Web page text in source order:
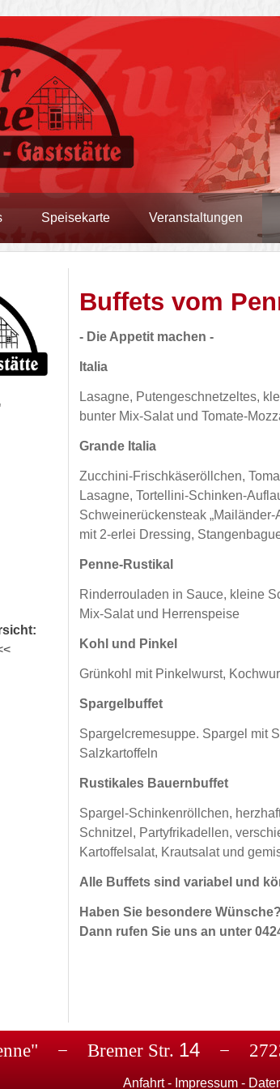
Speisekarte Veranstaltungen
Buffets vom
- Die Appetit machen -
Italia
Lasagne, Putengeschnetzeltes,
bunter Mix-Salat und Tomate-
Grande Italia
Zucchini-Frischkäseröllchen,
Lasagne, Tortellini-Schinken-
Schweinerückensteak
mit 2-erlei Dressing,
Penne-Rustikal
Rinderrouladen in Sauce, kleine
Mix-Salat und Herrenspeise
Kohl und Pinkel
Grünkohl mit Pinkelwurst,
Spargelbuffet
Spargelcremesuppe. Spargel mit
Salzkartoffeln
Rustikales Bauernbuffet
Spargel-Schinkenröllchen,
Schnitzel, Partyfrikadellen,
Kartoffelsalat, Krautsalat und
Alle Buffets sind variabel und
Haben Sie besondere Wünsche?
Dann rufen Sie uns an unter
− Bremer Str. 14 −
Anfahrt- Impressum -